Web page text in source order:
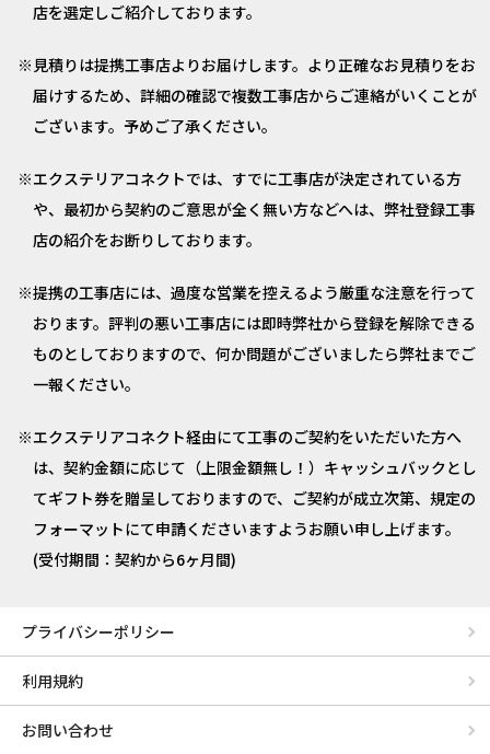
店を選定しご紹介しております。
見積りは提携工事店よりお届けします。より正確なお見積りをお
届けするため、詳細の確認で複数工事店からご連絡がいくことが
ございます。予めご了承ください。
エクステリアコネクトでは、すでに工事店が決定されている方
や、最初から契約のご意思が全く無い方などへは、弊社登録工事
店の紹介をお断りしております。
提携の工事店には、過度な営業を控えるよう厳重な注意を行って
おります。評判の悪い工事店には即時弊社から登録を解除できる
ものとしておりますので、何か問題がございましたら弊社までご
一報ください。
エクステリアコネクト経由にて工事のご契約をいただいた方へ
は、契約金額に応じて（上限金額無し！）キャッシュバックとし
てギフト券を贈呈しておりますので、ご契約が成立次第、規定の
フォーマットにて申請くださいますようお願い申し上げます。
(受付期間：契約から6ヶ月間)
プライバシーポリシー
利用規約
お問い合わせ